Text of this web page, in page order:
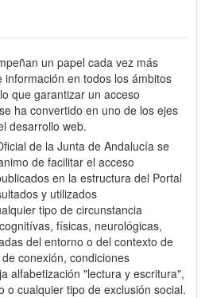
un papel cada vez más
en todos los ámbitos
que garantizar un acceso
ha convertido en uno de los ejes
desarrollo web.
de la Junta de Andalucía se
de facilitar el acceso
en la estructura del Portal
y utilizados
tipo de circunstancia
físicas, neurológicas,
del entorno o del contexto de
conexión, condiciones
alfabetización "lectura y escritura",
o cualquier tipo de exclusión social.